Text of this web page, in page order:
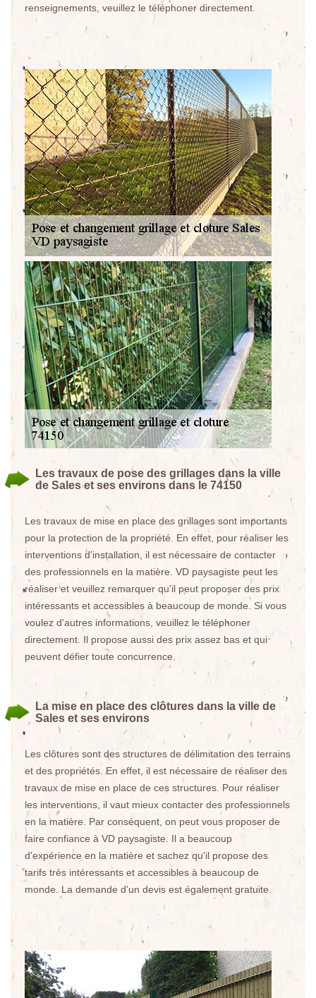
renseignements, veuillez le téléphoner directement.
Les travaux de pose des grillages dans la ville
de Sales et ses environs dans le 74150
Les travaux de mise en place des grillages sont importants
pour la protection de la propriété. En effet, pour réaliser les
interventions d'installation, il est nécessaire de contacter
des professionnels en la matière. VD paysagiste peut les
réaliser et veuillez remarquer qu'il peut proposer des prix
intéressants et accessibles à beaucoup de monde. Si vous
voulez d'autres informations, veuillez le téléphoner
directement. Il propose aussi des prix assez bas et qui
peuvent défier toute concurrence.
La mise en place des clôtures dans la ville de
Sales et ses environs
Les clôtures sont des structures de délimitation des terrains
et des propriétés. En effet, il est nécessaire de réaliser des
travaux de mise en place de ces structures. Pour réaliser
les interventions, il vaut mieux contacter des professionnels
en la matière. Par conséquent, on peut vous proposer de
faire confiance à VD paysagiste. Il a beaucoup
d'expérience en la matière et sachez qu'il propose des
tarifs très intéressants et accessibles à beaucoup de
monde. La demande d'un devis est également gratuite.